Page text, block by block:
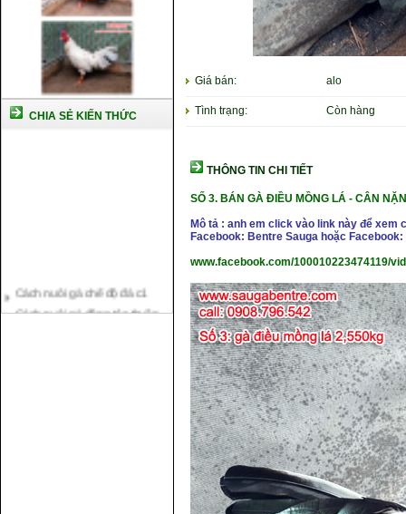
CHIA SẺ KIẾN THỨC
Cách nuôi gà đông tảo thuần
chủng
Giá bán: alo
Tình trạng: Còn hàng
THÔNG TIN CHI TIẾT
SỐ 3. BÁN GÀ ĐIỀU MỒNG LÁ - CÂN
Mô tả : anh em click vào link này để
Facebook: Bentre Sauga hoặc Facebook:
www.facebook.com/100010223474119/